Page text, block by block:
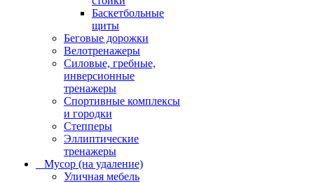
Баскетбольные
щиты
Беговые дорожки
Велотренажеры
Силовые, гребные,
инверсионные
тренажеры
Спортивные комплексы
и городки
Степперы
Эллиптические
тренажеры
_ Мусор (на удаление)
Уличная мебель